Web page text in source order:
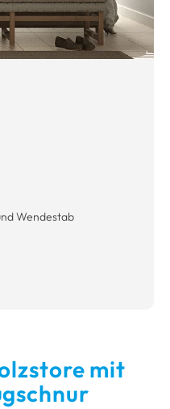
Wendestab
mit